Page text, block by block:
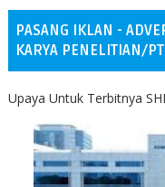
PASANG IKLAN -
KARYA PENELITIAN/
Upaya Untuk Terbitnya